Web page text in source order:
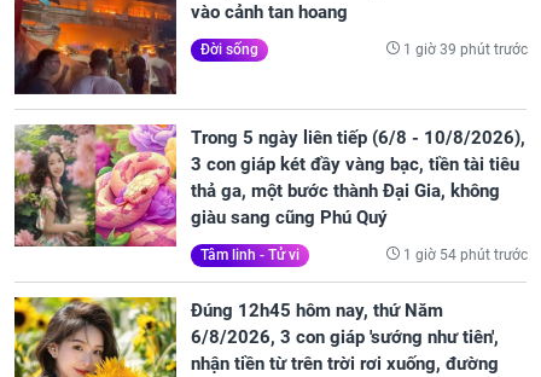
vào cảnh tan hoang
Đời sống 1 giờ 39 phút trước
Trong 5 ngày liên tiếp (6/8 - 10/8/2026),
3 con giáp két đầy vàng bạc, tiền tài tiêu
thả ga, một bước thành Đại Gia, không
giàu sang cũng Phú Quý
Tâm linh - Tử vi 1 giờ 54 phút trước
Đúng 12h45 hôm nay, thứ Năm
6/8/2026, 3 con giáp 'sướng như tiên',
nhận tiền từ trên trời rơi xuống, đường